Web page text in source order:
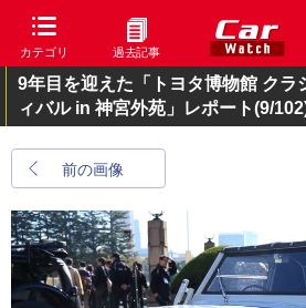
カテゴリ 過去記事
9年目を迎えた「トヨタ博物館 クラ
ィバル in 神宮外苑」レポート(9/
前の画像